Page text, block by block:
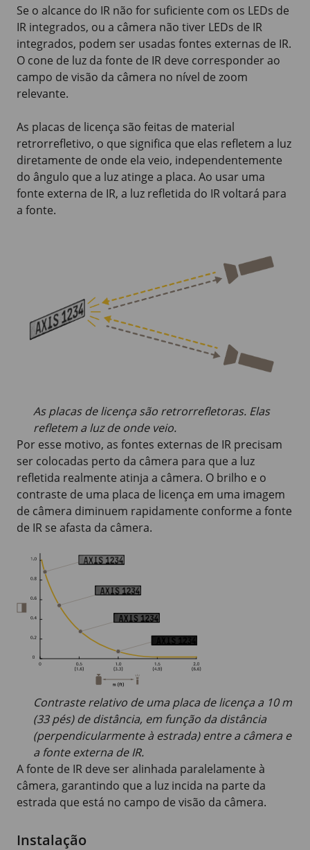
Se o alcance do IR não for suficiente com os LEDs de
IR integrados, ou a câmera não tiver LEDs de IR
integrados, podem ser usadas fontes externas de IR.
O cone de luz da fonte de IR deve corresponder ao
campo de visão da câmera no nível de zoom
relevante.
As placas de licença são feitas de material
retrorrefletivo, o que significa que elas refletem a luz
diretamente de onde ela veio, independentemente
do ângulo que a luz atinge a placa. Ao usar uma
fonte externa de IR, a luz refletida do IR voltará para
a fonte.
As placas de licença são retrorrefletoras. Elas
refletem a luz de onde veio.
Por esse motivo, as fontes externas de IR precisam
ser colocadas perto da câmera para que a luz
refletida realmente atinja a câmera. O brilho e o
contraste de uma placa de licença em uma imagem
de câmera diminuem rapidamente conforme a fonte
de IR se afasta da câmera.
Contraste relativo de uma placa de licença a 10 m
(33 pés)de distância, em função da distância
(perpendicularmente à estrada) entre a câmera e
a fonte externa de IR.
A fonte de IR deve ser alinhada paralelamente à
câmera, garantindo que a luz incida na parte da
estrada que está no campo de visão da câmera.
Instalação